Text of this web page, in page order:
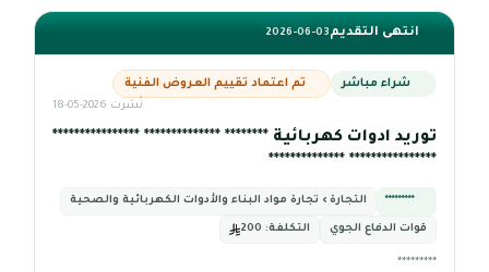
انتهى التقديم2026-06-03
شراء مباشر تم اعتماد تقييم العروض الفنية
نُشرت 2026-05-18
توريد ادوات كهربائية ******** ************** ****************
**************** **************
********* التجارة › تجارة مواد البناء والأدوات الكهربائية والصحية
قوات الدفاع الجوي التكلفة:
*********